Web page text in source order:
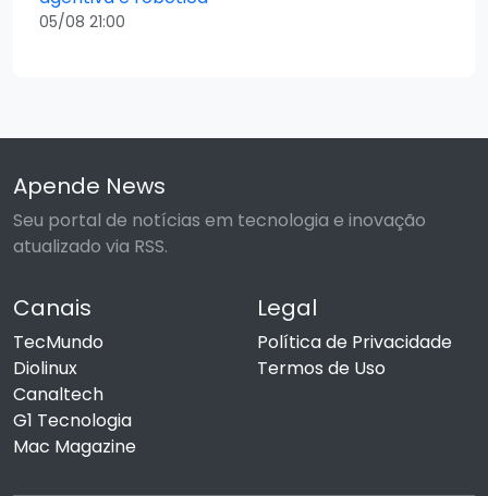
05/08 21:00
Apende News
Seu portal de notícias em tecnologia e inovação
atualizado via RSS.
Canais
TecMundo
Diolinux
Canaltech
G1 Tecnologia
Mac Magazine
Legal
Política de Privacidade
Termos de Uso